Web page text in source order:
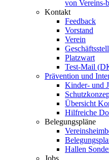
von Vereins-
Kontakt
Feedback
Vorstand
Verein
Platzwart
Test-Mail
Prävention und
Kinder- und
Übersicht
Hilfreiche
Belegungspläne
Hallen